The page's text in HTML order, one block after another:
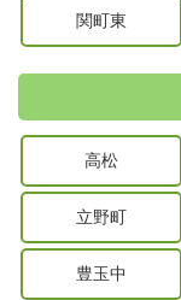
関町東
高松
立野町
豊玉中